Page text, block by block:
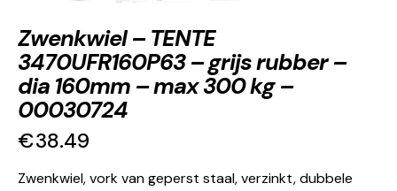
Zwenkwiel – TENTE
3470UFR160P63 – grijs rubber –
dia 160mm – max 300 kg –
00030724
€38.49
Zwenkwiel, vork van geperst staal, verzinkt, dubbele